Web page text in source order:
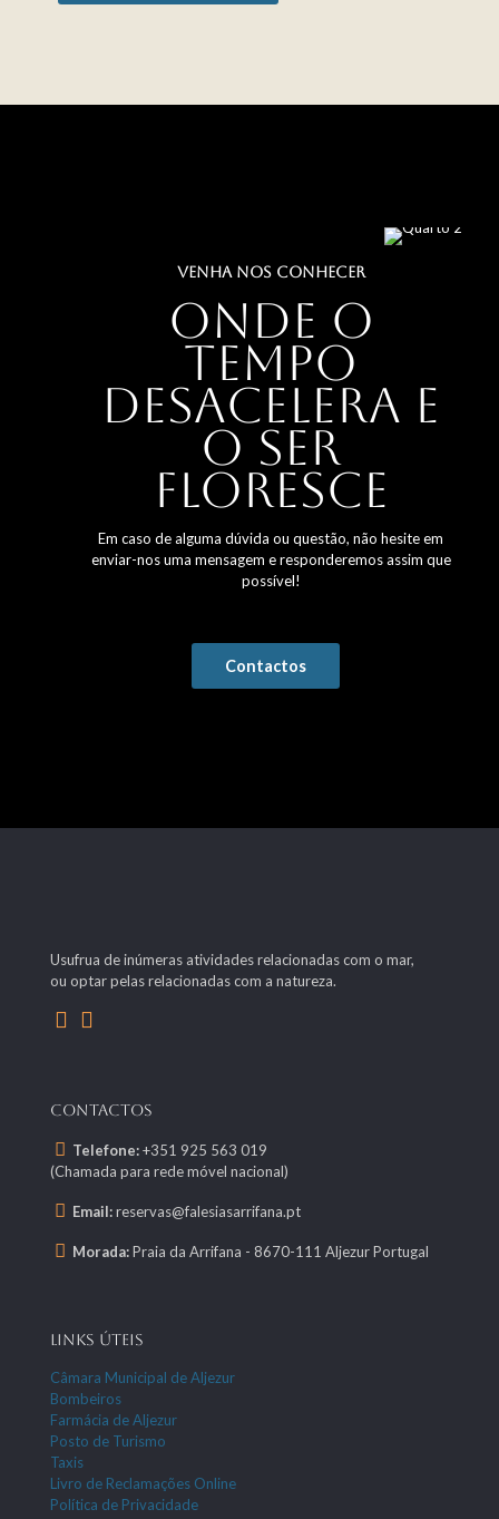
VENHA NOS CONHECER
Onde o
tempo
desacelera e
o ser
floresce
Em caso de alguma dúvida ou questão, não hesite em
enviar-nos uma mensagem e responderemos assim que
possível!
Contactos
Usufrua de inúmeras atividades relacionadas com o mar,
ou optar pelas relacionadas com a natureza.
CONTACTOS
Telefone:+351 925 563 019
(Chamada para rede móvel nacional)
Email:reservas@falesiasarrifana.pt
Morada:Praia da Arrifana - 8670-111 Aljezur Portugal
LINKS ÚTEIS
Câmara Municipal de Aljezur
Bombeiros
Farmácia de Aljezur
Posto de Turismo
Taxis
Livro de Reclamações Online
Política de Privacidade